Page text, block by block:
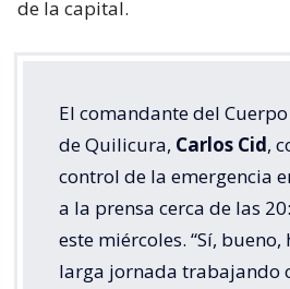
de la capital.
El comandante del
de Quilicura, Carlos Cid,
control de la emergencia
a la prensa cerca de las
este miércoles. “Sí,
larga jornada trabajando